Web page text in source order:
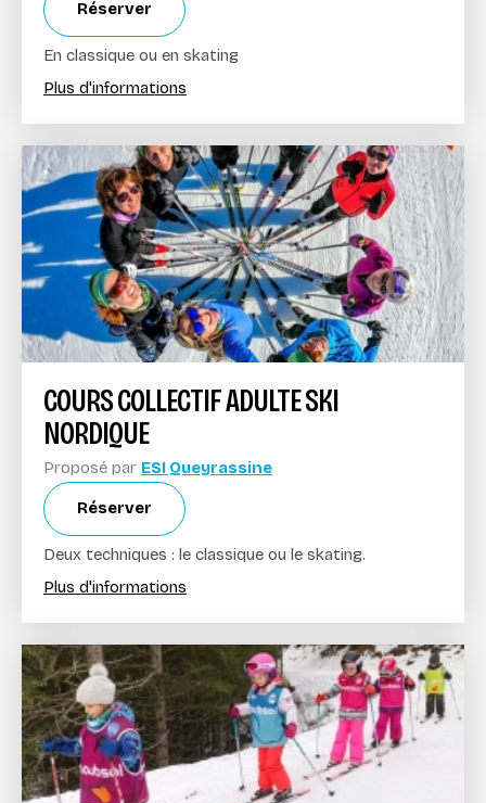
Réserver
En classique ou en skating
Plus d'informations
COURS COLLECTIF ADULTE SKI
NORDIQUE
Proposé par ESI Queyrassine
Réserver
Deux techniques : le classique ou le skating.
Plus d'informations